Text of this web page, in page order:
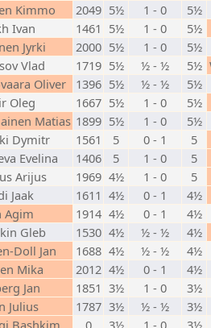
Kimmo 2049 5½ 1 - 0
5½
Ivan 1461 5½ 1 - 0
5½
Jyrki 2000 5½ 1 - 0
5½
Vlad 1719 5½ ½ - ½ 5½
Oliver 1396 5½ ½ - ½
5½
Oleg 1667 5½ 1 - 0
5½
Matias 1899 5½ 1 - 0
5½
Dymitr 1561 5 0 - 1
5
Evelina 1406 5 1 - 0
5
Arijus 1969 4½ 1 - 0
5
Jaak 1611 4½ 0 - 1
4½
Agim 1914 4½ 0 - 1
4½
Gleb 1530 4½ ½ - ½
4½
Doll Jan 1688 4½ ½ - ½
4½
Mika 2012 4½ 0 - 1
4½
Jan 1851 3½ 1 - 0
3½
Julius 1787 3½ ½ - ½
3½
Bashkim 0 3½ 1 - 0 3½